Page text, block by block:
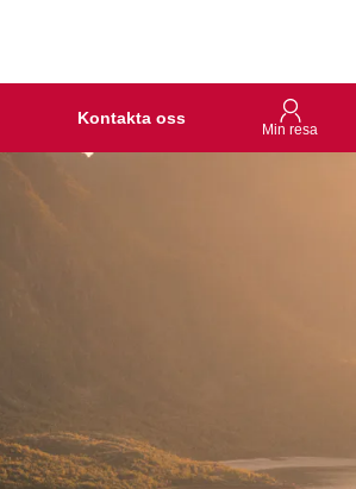
Kontakta oss
Min resa